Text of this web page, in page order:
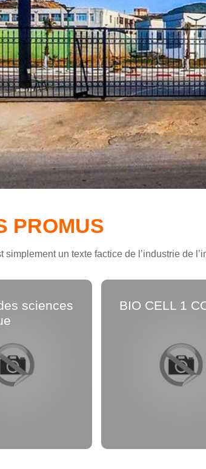
PROMUS
simplement un texte factice de l’industrie de
sciences
BIO CELL 1